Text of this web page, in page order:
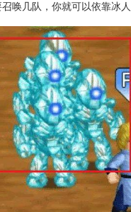
唤几队，你就可以依靠冰人